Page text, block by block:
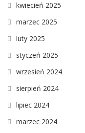
kwiecień 2025
marzec 2025
luty 2025
styczeń 2025
wrzesień 2024
sierpień 2024
lipiec 2024
marzec 2024